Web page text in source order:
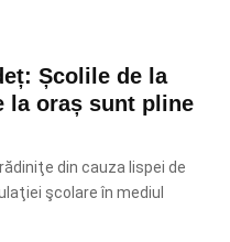
Școlile de la
la oraș sunt pline
din cauza lispei de
şcolare în mediul